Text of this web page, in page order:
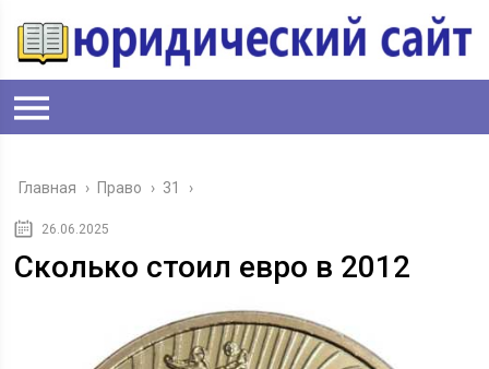
Главная › Право › 31 ›
26.06.2025
Сколько стоил евро в 2012